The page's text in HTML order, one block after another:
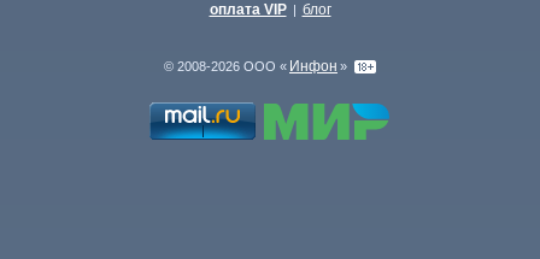
оплата VIP | блог
© 2008-2026 ООО « Инфон »